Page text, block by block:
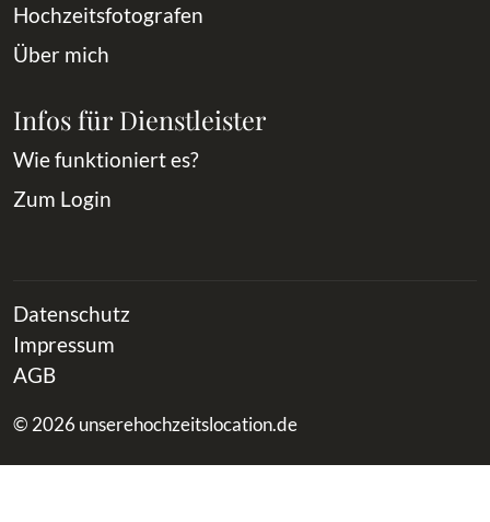
Hochzeitsfotografen
Über mich
Infos für Dienstleister
Wie funktioniert es?
Zum Login
Datenschutz
Impressum
AGB
© 2026 unserehochzeitslocation.de